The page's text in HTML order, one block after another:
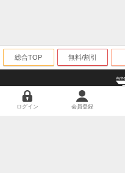
総合TOP 無料/割引
ログイン 会員登録